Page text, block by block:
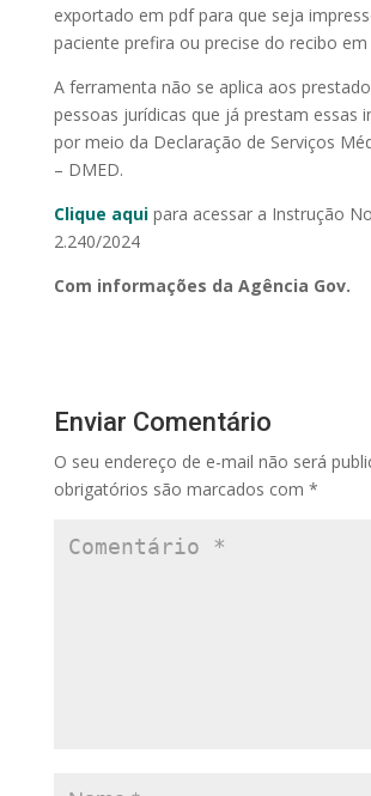
exportado em pdf para que seja
paciente prefira ou precise do recibo em
A ferramenta não se aplica aos
pessoas jurídicas que já prestam essas
por meio da Declaração de Serviços
– DMED.
Clique aquipara acessar a Instrução
2.240/2024
Com informações da Agência Gov.
Enviar Comentário
O seu endereço de e-mail não será
obrigatórios são marcados com *